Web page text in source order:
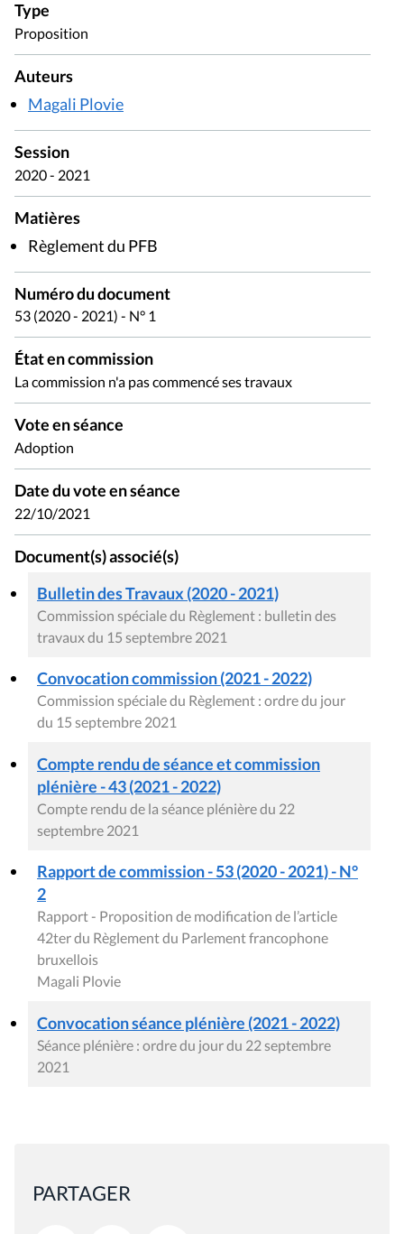
Type
Proposition
Auteurs
Magali Plovie
Session
2020 - 2021
Matières
Règlement du PFB
Numéro du document
53 (2020 - 2021) - N° 1
État en commission
La commission n'a pas commencé ses travaux
Vote en séance
Adoption
Date du vote en séance
22/10/2021
Document(s) associé(s)
Bulletin des Travaux (2020 - 2021)
Commission spéciale du Règlement : bulletin des
travaux du 15 septembre 2021
Convocation commission (2021 - 2022)
Commission spéciale du Règlement : ordre du jour
du 15 septembre 2021
Compte rendu de séance et commission
plénière - 43 (2021 - 2022)
Compte rendu de la séance plénière du 22
septembre 2021
Rapport de commission - 53 (2020 - 2021) - N°
2
Rapport - Proposition de modification de l’article
42ter du Règlement du Parlement francophone
bruxellois
Magali Plovie
Convocation séance plénière (2021 - 2022)
Séance plénière : ordre du jour du 22 septembre
2021
PARTAGER